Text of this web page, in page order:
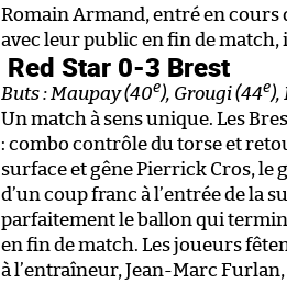
Romain Armand, entré en
avec leur public en fin de match,
Red Star 0-3 Brest
Buts : Maupay (40e), Grougi (44e),
Un match à sens unique. Les
: combo contrôle du torse et
surface et gêne Pierrick Cros, le
d’un coup franc à l’entrée de la
parfaitement le ballon qui
en fin de match. Les joueurs
à l’entraîneur, Jean-Marc Furlan,